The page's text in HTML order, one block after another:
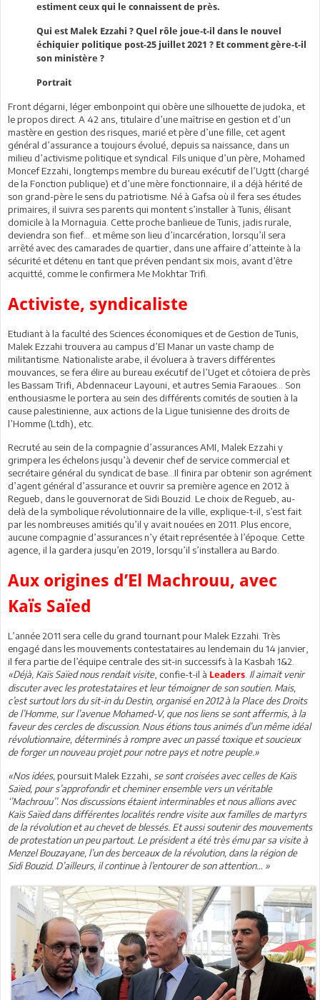
estiment ceux qui le connaissent de près.
Qui est Malek Ezzahi ? Quel rôle joue-t-il dans le nouvel
échiquier politique post-25 juillet 2021 ? Et comment gère-t-il
son ministère ?
Portrait
Front dégarni, léger embonpoint qui obère une silhouette de judoka, et
le propos direct. A 42 ans, titulaire d’une maîtrise en gestion et d’un
mastère en gestion des risques, marié et père d’une fille, cet agent
général d’assurance a toujours évolué, depuis sa naissance, dans un
milieu d’activisme politique et syndical. Fils unique d’un père, Mohamed
Moncef Ezzahi, longtemps membre du bureau exécutif de l’Ugtt (chargé
de la Fonction publique) et d’une mère fonctionnaire, il a déjà hérité de
son grand-père le sens du patriotisme. Né à Gafsa où il fera ses études
primaires, il suivra ses parents qui montent s’installer à Tunis, élisant
domicile à la Mornaguia. Cette proche banlieue de Tunis, jadis rurale,
deviendra son fief… et même son lieu d’incarcération, lorsqu’il sera
arrêté avec des camarades de quartier, dans une affaire d’atteinte à la
sécurité et détenu en tant que préven pendant six mois, avant d’être
acquitté, comme le confirmera Me Mokhtar Trifi.
Activiste, syndicaliste
Etudiant à la faculté des Sciences économiques et de Gestion de Tunis,
Malek Ezzahi trouvera au campus d’El Manar un vaste champ de
militantisme. Nationaliste arabe, il évoluera à travers différentes
mouvances, se fera élire au bureau exécutif de l’Uget et côtoiera de près
les Bassam Trifi, Abdennaceur Layouni, et autres Semia Faraoues… Son
enthousiasme le portera au sein des différents comités de soutien à la
cause palestinienne, aux actions de la Ligue tunisienne des droits de
l’Homme (Ltdh), etc.
Recruté au sein de la compagnie d’assurances AMI, Malek Ezzahi y
grimpera les échelons jusqu’à devenir chef de service commercial et
secrétaire général du syndicat de base…Il finira par obtenir son agrément
d’agent général d’assurance et ouvrir sa première agence en 2012 à
Regueb, dans le gouvernorat de Sidi Bouzid. Le choix de Regueb, au-
delà de la symbolique révolutionnaire de la ville, explique-t-il, s’est fait
par les nombreuses amitiés qu’il y avait nouées en 2011. Plus encore,
aucune compagnie d’assurances n’y était représentée à l’époque. Cette
agence, il la gardera jusqu’en 2019, lorsqu’il s’installera au Bardo.
Aux origines d’El Machrouu, avec
Kaïs Saïed
L’année 2011 sera celle du grand tournant pour Malek Ezzahi. Très
engagé dans les mouvements contestataires au lendemain du 14 janvier,
il fera partie de l’équipe centrale des sit-in successifs à la Kasbah 1&2.
«Déjà, Kaïs Saïed nous rendait visite, confie-t-il à Leaders Il aimait venir
discuter avec les protestataires et leur témoigner de son soutien. Mais,
c’est surtout lors du sit-in du Destin, organisé en 2012 à la Place des Droits
de l’Homme, sur l’avenue Mohamed-V, que nos liens se sont affermis, à la
faveur des cercles de discussion. Nous étions tous animés d’un même idéal
révolutionnaire, déterminés à rompre avec un passé toxique et soucieux
de forger un nouveau projet pour notre pays et notre peuple.»
«Nos idées, poursuit Malek Ezzahi, se sont croisées avec celles de Kaïs
Saïed, pour s’approfondir et cheminer ensemble vers un véritable
‘’Machrouu’’. Nos discussions étaient interminables et nous allions avec
Kaïs Saïed dans différentes localités rendre visite aux familles de martyrs
de la révolution et au chevet de blessés. Et aussi soutenir des mouvements
de protestation un peu partout. Le président a été très ému par sa visite à
Menzel Bouzayane, l’un des berceaux de la révolution, dans la région de
Sidi Bouzid. D’ailleurs, il continue à l’entourer de son attention… »